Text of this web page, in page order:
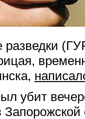
разведки
убит